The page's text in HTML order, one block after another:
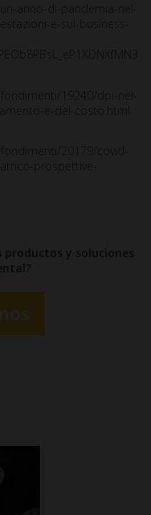
anno-di-pandemia-nel-
e-sul-business-
19240/dpi-nel-
e-del-costo.html
20179/covid-
prospettive-
productos y soluciones